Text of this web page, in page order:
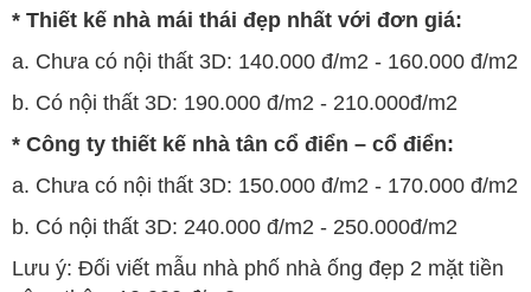
* Thiết kế nhà mái thái đẹp nhất với đơn giá:
a. Chưa có nội thất 3D: 140.000 đ/m2 - 160.000 đ/m2
b. Có nội thất 3D: 190.000 đ/m2 - 210.000đ/m2
* Công ty thiết kế nhà tân cổ điển – cổ điển:
a. Chưa có nội thất 3D: 150.000 đ/m2 - 170.000 đ/m2
b. Có nội thất 3D: 240.000 đ/m2 - 250.000đ/m2
Lưu ý: Đối viết mẫu nhà phố nhà ống đẹp 2 mặt tiền